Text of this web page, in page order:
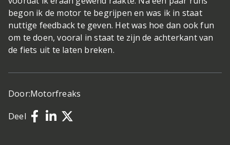
begon ik de motor te begrijpen en was ik in staat
nuttige feedback te geven. Het was hoe dan ook fun
om te doen, vooral in staat te zijn de achterkant van
de fiets uit te laten breken.
Door:Motorfreaks
Deel